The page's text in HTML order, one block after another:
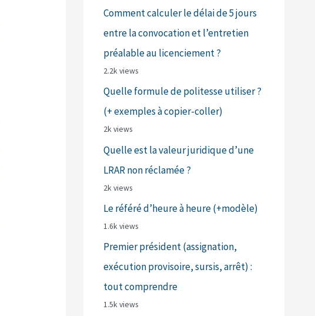
Comment calculer le délai de 5 jours
entre la convocation et l’entretien
préalable au licenciement ?
2.2k views
Quelle formule de politesse utiliser ?
(+ exemples à copier-coller)
2k views
Quelle est la valeur juridique d’une
LRAR non réclamée ?
2k views
Le référé d’heure à heure (+modèle)
1.6k views
Premier président (assignation,
exécution provisoire, sursis, arrêt) :
tout comprendre
1.5k views